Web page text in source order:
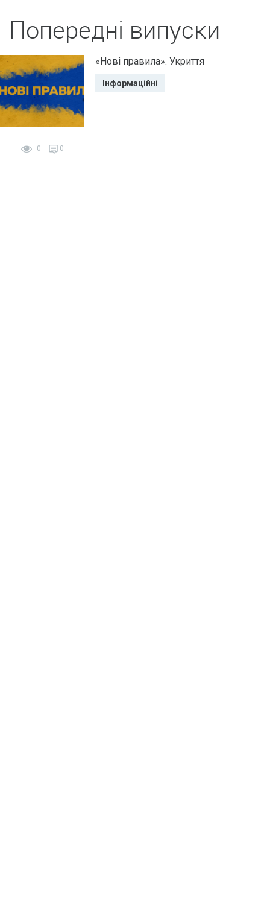
Попередні випуски
0 0
«Нові правила». Укриття
Інформаційні